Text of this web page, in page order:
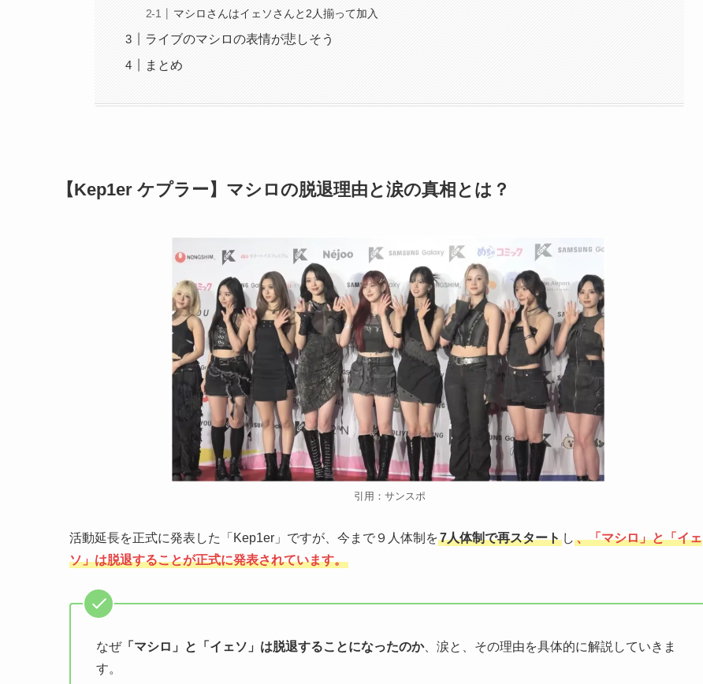
マシロさんはイェソさんと2人揃って加入
ライブのマシロの表情が悲しそう
まとめ
【Kep1er ケプラー】マシロの脱退理由と涙の真相とは？
引用：サンスポ
活動延長を正式に発表した「Kep1er」ですが、今まで９人体制を7人体制で再スタート し 、「マシロ」と「イェ
ソ」は脱退することが正式に発表されています。
なぜ「マシロ」と「イェソ」は脱退することになったのか、涙と、その理由を具体的に解説していきま
す。